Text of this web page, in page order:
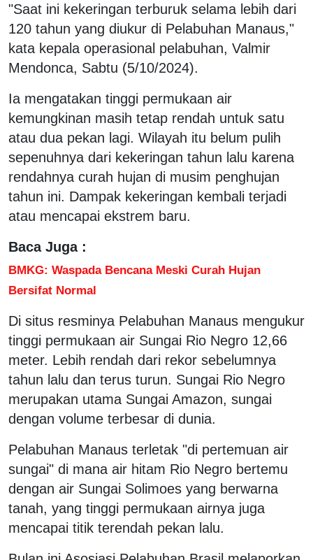
"Saat ini kekeringan terburuk selama lebih dari
120 tahun yang diukur di Pelabuhan Manaus,"
kata kepala operasional pelabuhan, Valmir
Mendonca, Sabtu (5/10/2024).
Ia mengatakan tinggi permukaan air
kemungkinan masih tetap rendah untuk satu
atau dua pekan lagi. Wilayah itu belum pulih
sepenuhnya dari kekeringan tahun lalu karena
rendahnya curah hujan di musim penghujan
tahun ini. Dampak kekeringan kembali terjadi
atau mencapai ekstrem baru.
Baca Juga :
BMKG: Waspada Bencana Meski Curah Hujan
Bersifat Normal
Di situs resminya Pelabuhan Manaus mengukur
tinggi permukaan air Sungai Rio Negro 12,66
meter. Lebih rendah dari rekor sebelumnya
tahun lalu dan terus turun. Sungai Rio Negro
merupakan utama Sungai Amazon, sungai
dengan volume terbesar di dunia.
Pelabuhan Manaus terletak "di pertemuan air
sungai" di mana air hitam Rio Negro bertemu
dengan air Sungai Solimoes yang berwarna
tanah, yang tinggi permukaan airnya juga
mencapai titik terendah pekan lalu.